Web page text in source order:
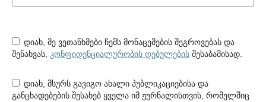
დიახ, მე ვეთანხმები ჩემს მონაცემების შეგროვებას და
შენახვას,
კონფიდენციალურობის დებულებისშესაბამისად.
დიახ, მსურს გავიგო ახალი პუბლიკაციებისა და
განცხადებების შესახებ ყველა იმ ჟურნალისთვის, რომელშიც